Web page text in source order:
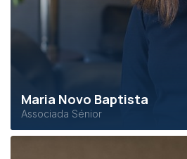
Maria Novo Baptista
Associada Sénior